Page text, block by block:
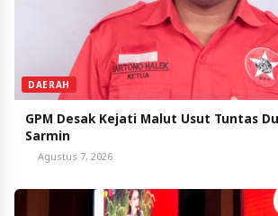
DAERAH
GPM Desak Kejati Malut Usut Tuntas
Sarmin
Agustus 7, 2026